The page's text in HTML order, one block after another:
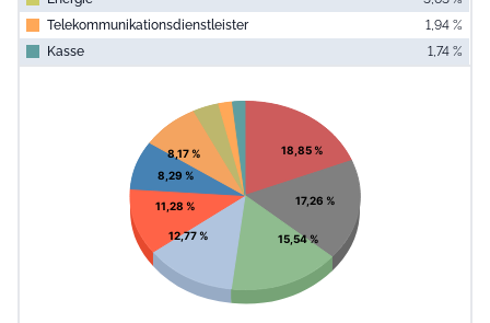
Telekommunikationsdienstleister
1,94 %
Kasse
1,74 %
Pie chart with 10 slices.
View as data table, Chart
18,85 %
17,26 %
15,54 %
12,77 %
11,28 %
8,29 %
8,17 %